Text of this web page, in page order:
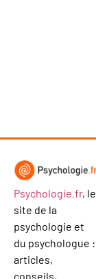
Psychologie.fr, le
site de la
psychologie et
du psychologue :
articles,
conseils,